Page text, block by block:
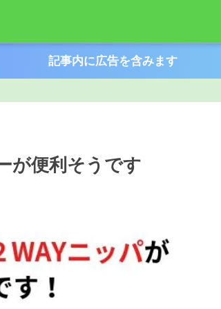
記事内に広告を含みます
が便利そうです